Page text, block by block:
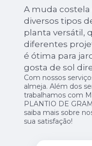
A muda costela
diversos tipos
planta versátil,
diferentes
é ótima para
gosta de sol
Com nossos
almeja. Além dos
trabalhamos com
PLANTIO DE
saiba mais sobre
sua satisfação!